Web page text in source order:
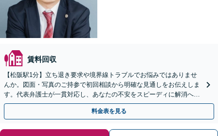
賃料回収
【松阪駅1分】立ち退き要求や境界線トラブルでお悩みではありませ
んか。図面・写真のご持参で初回相談から明確な見通しをお伝えしま
す。代表弁護士が一貫対応し、あなたの不安をスピーディに解消へと
導きます。【完全個室で相談】【夜間面談可】
料金表を見る